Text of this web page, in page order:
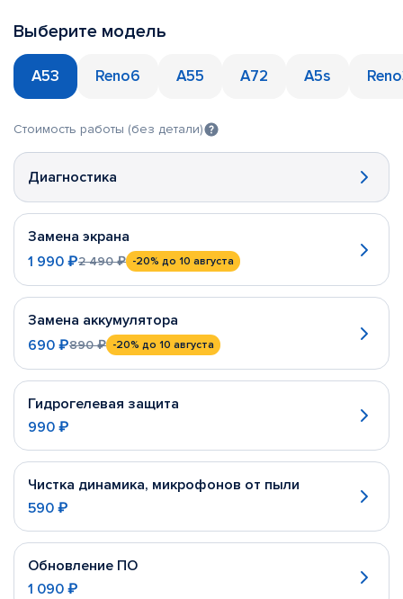
Выберите модель
A53 Reno6 A55 A72 A5s
Стоимость работы (без детали)
Диагностика
Замена экрана
1 990 ₽2 490 ₽ -20% до 10 августа
Замена аккумулятора
690 ₽890 ₽ -20% до 10 августа
Гидрогелевая защита
990 ₽
Чистка динамика, микрофонов от пыли
590 ₽
Обновление ПО
1 090 ₽